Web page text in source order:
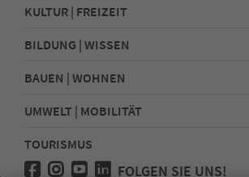
KULTUR | FREIZEIT
BILDUNG | WISSEN
BAUEN | WOHNEN
UMWELT | MOBILITÄT
TOURISMUS
FOLGEN SIE UNS!